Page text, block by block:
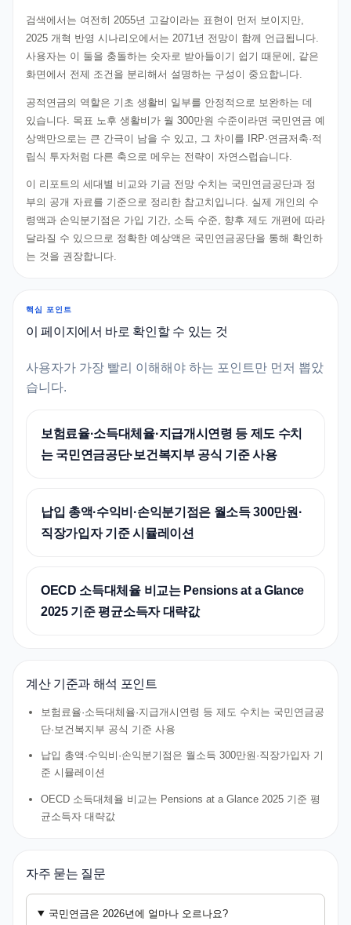
검색에서는 여전히 2055년 고갈이라는 표현이 먼저 보이지만,
2025 개혁 반영 시나리오에서는 2071년 전망이 함께 언급됩니다.
사용자는 이 둘을 충돌하는 숫자로 받아들이기 쉽기 때문에, 같은
화면에서 전제 조건을 분리해서 설명하는 구성이 중요합니다.
공적연금의 역할은 기초 생활비 일부를 안정적으로 보완하는 데
있습니다. 목표 노후 생활비가 월 300만원 수준이라면 국민연금 예
상액만으로는 큰 간극이 남을 수 있고, 그 차이를 IRP·연금저축·적
립식 투자처럼 다른 축으로 메우는 전략이 자연스럽습니다.
이 리포트의 세대별 비교와 기금 전망 수치는 국민연금공단과 정
부의 공개 자료를 기준으로 정리한 참고치입니다. 실제 개인의 수
령액과 손익분기점은 가입 기간, 소득 수준, 향후 제도 개편에 따라
달라질 수 있으므로 정확한 예상액은 국민연금공단을 통해 확인하
는 것을 권장합니다.
핵심 포인트
이 페이지에서 바로 확인할 수 있는 것
사용자가 가장 빨리 이해해야 하는 포인트만 먼저 뽑았
습니다.
보험료율·소득대체율·지급개시연령 등 제도 수치
는 국민연금공단·보건복지부 공식 기준 사용
납입 총액·수익비·손익분기점은 월소득 300만원·
직장가입자 기준 시뮬레이션
OECD 소득대체율 비교는 Pensions at a Glance
2025 기준 평균소득자 대략값
계산 기준과 해석 포인트
보험료율·소득대체율·지급개시연령 등 제도 수치는 국민연금공
단·보건복지부 공식 기준 사용
납입 총액·수익비·손익분기점은 월소득 300만원·직장가입자 기
준 시뮬레이션
OECD 소득대체율 비교는 Pensions at a Glance 2025 기준 평
균소득자 대략값
자주 묻는 질문
국민연금은 2026년에 얼마나 오르나요?